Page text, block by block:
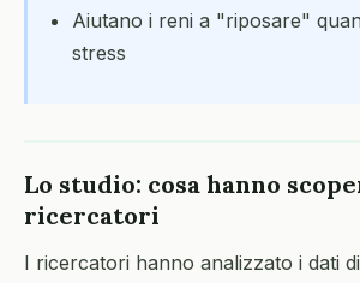
Aiutano i reni a "riposare"
stress
Lo studio: cosa hanno
ricercatori
I ricercatori hanno analizzato i dati